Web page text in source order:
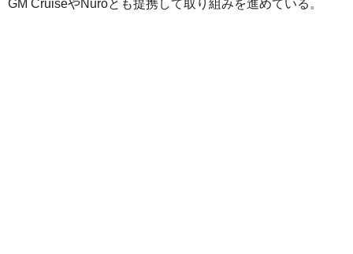
GM CruiseやNuroとも提携して取り組みを進めている。